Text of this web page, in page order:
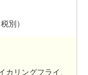
別）
リングフライ、